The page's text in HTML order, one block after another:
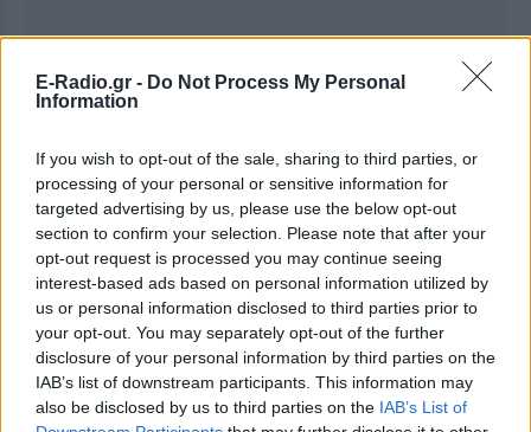
E-Radio.gr - Do Not Process My Personal
Information
If you wish to opt-out of the sale, sharing to third parties, or
processing of your personal or sensitive information for
targeted advertising by us, please use the below opt-out
section to confirm your selection. Please note that after your
opt-out request is processed you may continue seeing
interest-based ads based on personal information utilized by
us or personal information disclosed to third parties prior to
your opt-out. You may separately opt-out of the further
disclosure of your personal information by third parties on the
IAB’s list of downstream participants. This information may
also be disclosed by us to third parties on the IAB’s List of
Ακολουθήστε το E-Radio.gr στοGoogle News
και μάθετε πρώτοι
Για ακόμη περισσότερανέα, μπείτε στηνροή
ειδήσεων του E-Daily.gr
Ακολουθήστε το E-Radio.gr και στο Instagram
ΔΙΑΦΗΜΙΣΗ